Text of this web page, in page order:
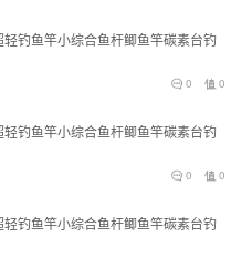
钓鱼竿小综合鱼杆鲫鱼竿碳素台钓
0
0
钓鱼竿小综合鱼杆鲫鱼竿碳素台钓
0
0
钓鱼竿小综合鱼杆鲫鱼竿碳素台钓